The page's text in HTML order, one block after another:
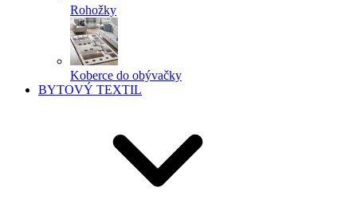
Rohožky
Koberce do obývačky
BYTOVÝ TEXTIL